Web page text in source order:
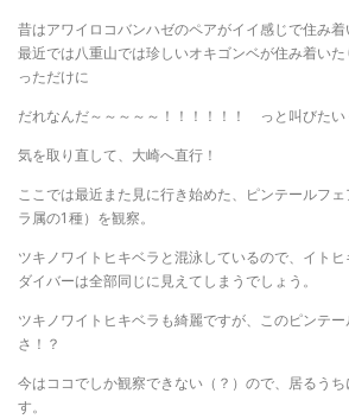
昔はアワイロコバンハゼのペアがイイ感じで住み着
最近では八重山では珍しいオキゴンベが住み着い
っただけに
だれなんだ～～～～～！！！！！！ っと叫びたい
気を取り直して、大崎へ直行！
ここでは最近また見に行き始めた、ピンテールフ
ラ属の1種）を観察。
ツキノワイトヒキベラと混泳しているので、イト
ダイバーは全部同じに見えてしまうでしょう。
ツキノワイトヒキベラも綺麗ですが、このピンテ
さ！？
今はココでしか観察できない（？）ので、居るう
す。